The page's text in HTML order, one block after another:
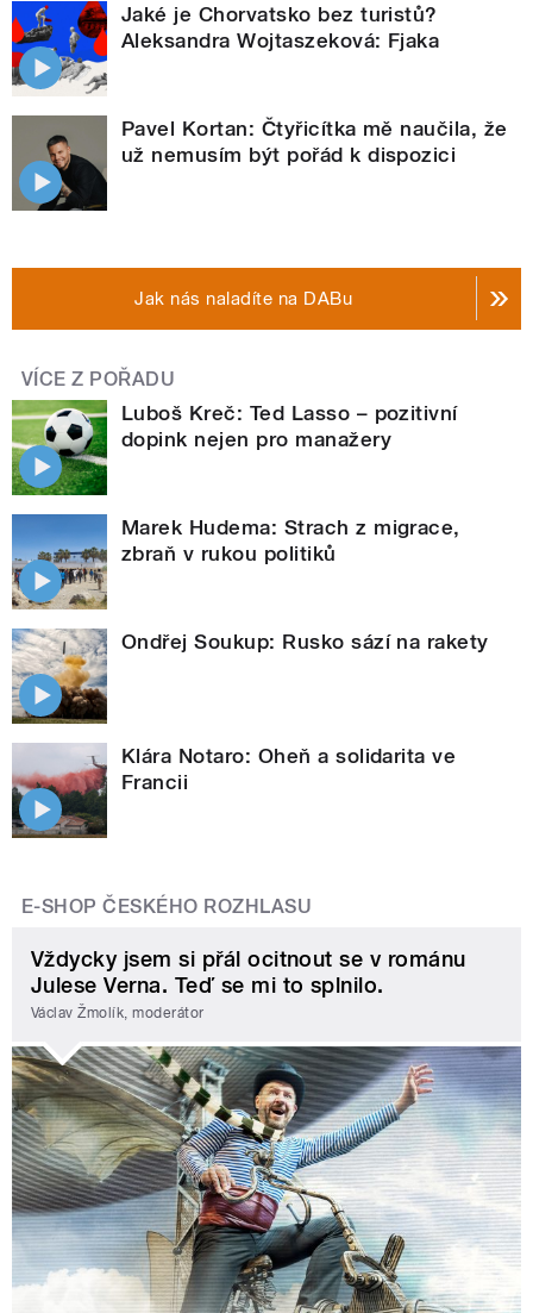
Jaké je Chorvatsko bez turistů?
Aleksandra Wojtaszeková: Fjaka
Pavel Kortan: Čtyřicítka mě naučila, že
už nemusím být pořád k dispozici
Jak nás naladíte na DABu
VÍCE Z POŘADU
Luboš Kreč: Ted Lasso – pozitivní
dopink nejen pro manažery
Marek Hudema: Strach z migrace,
zbraň v rukou politiků
Ondřej Soukup: Rusko sází na rakety
Klára Notaro: Oheň a solidarita ve
Francii
E-SHOP ČESKÉHO ROZHLASU
Vždycky jsem si přál ocitnout se v románu
Julese Verna. Teď se mi to splnilo.
Václav Žmolík, moderátor